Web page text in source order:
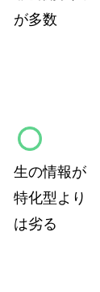
が多数
生の情報が
特化型より
は劣る